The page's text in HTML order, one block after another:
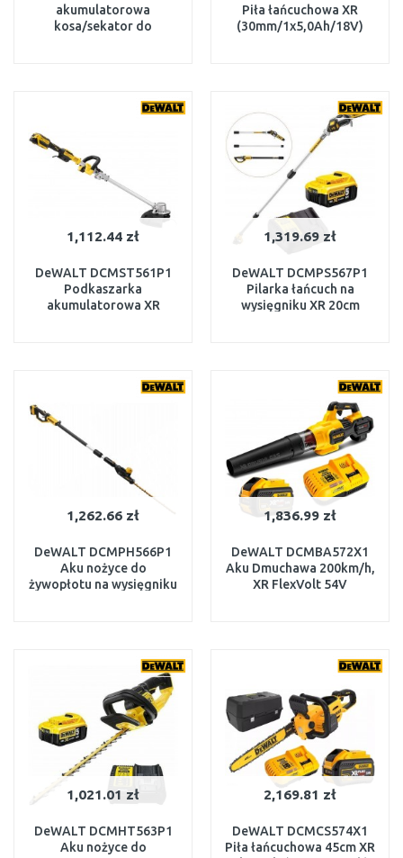
akumulatorowa
kosa/sekator do
DO KOSZYKA
Piła łańcuchowa XR
(30mm/1x5,0Ah/18V)
DO KOSZYKA
1,112.44 zł
DeWALT DCMST561P1
Podkaszarka
akumulatorowa XR
DO KOSZYKA
1,319.69 zł
DeWALT DCMPS567P1
Pilarka łańcuch na
wysięgniku XR 20cm
DO KOSZYKA
1,262.66 zł
DeWALT DCMPH566P1
Aku nożyce do
żywopłotu na wysięgniku
DO KOSZYKA
1,836.99 zł
DeWALT DCMBA572X1
Aku Dmuchawa 200km/h,
XR FlexVolt 54V
DO KOSZYKA
1,021.01 zł
DeWALT DCMHT563P1
Aku nożyce do
2,169.81 zł
DeWALT DCMCS574X1
Piła łańcuchowa 45cm XR